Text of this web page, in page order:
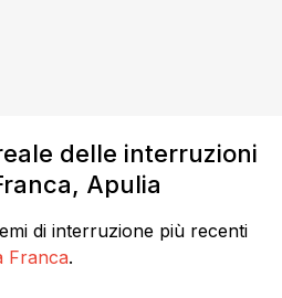
delle interruzioni
Apulia
di interruzione più recenti
Franca.